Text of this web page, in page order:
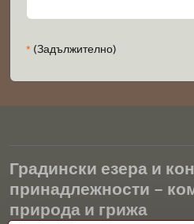
* (Задължително)
Градински езера и
принадлежности –
природа и грижа